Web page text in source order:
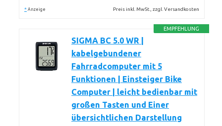
* Anzeige Preis inkl. MwSt., zzgl. Versandkosten
EMPFEHLUNG
SIGMA BC 5.0 WR |
kabelgebundener
Fahrradcomputer mit 5
Funktionen | Einsteiger Bike
Computer | leicht bedienbar mit
großen Tasten und Einer
übersichtlichen Darstellung